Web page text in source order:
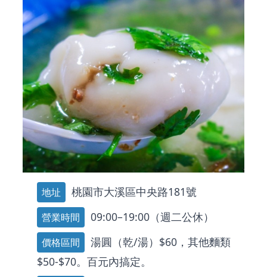
地址 桃園市大溪區中央路181號
營業時間 09:00–19:00（週二公休）
價格區間
湯圓（乾/湯）$60，其他麵類
$50-$70。百元內搞定。